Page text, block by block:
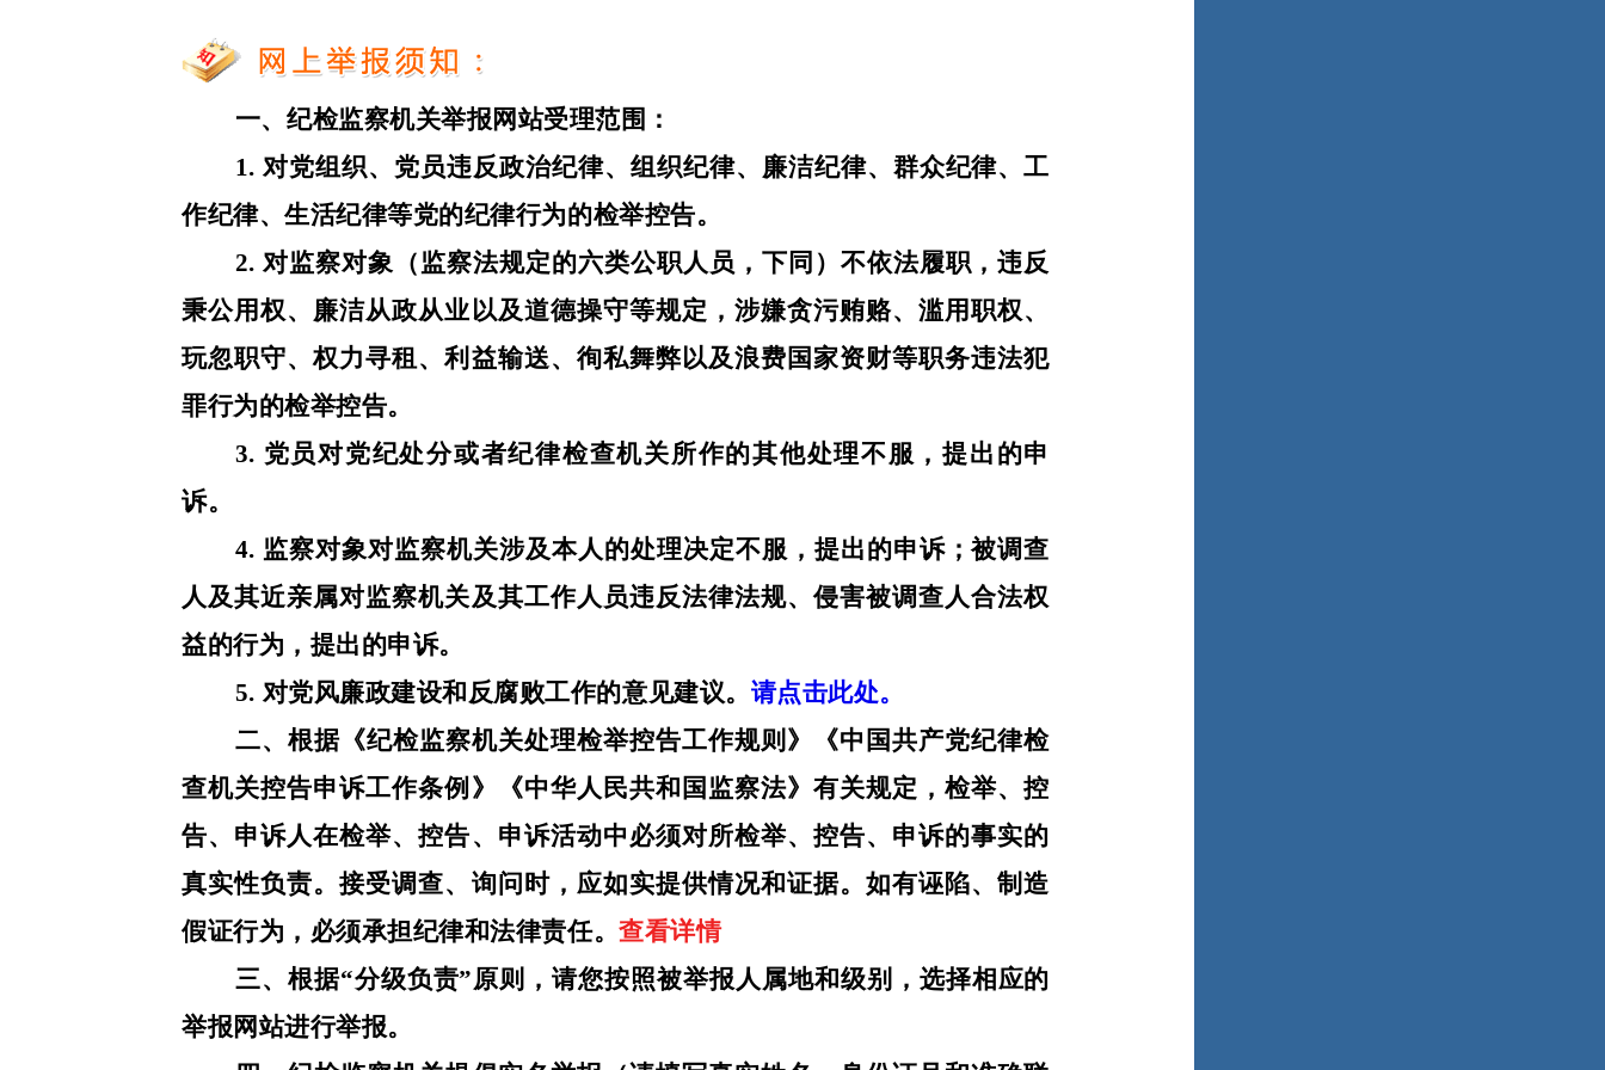
一、纪检监察机关举报网站受理范围：
1. 对党组织、党员违反政治纪律、组织纪律、廉洁纪律、群众纪律、工
作纪律、生活纪律等党的纪律行为的检举控告。
2. 对监察对象（监察法规定的六类公职人员，下同）不依法履职，违反
秉公用权、廉洁从政从业以及道德操守等规定，涉嫌贪污贿赂、滥用职权、
玩忽职守、权力寻租、利益输送、徇私舞弊以及浪费国家资财等职务违法犯
罪行为的检举控告。
3. 党员对党纪处分或者纪律检查机关所作的其他处理不服，提出的申
诉。
4. 监察对象对监察机关涉及本人的处理决定不服，提出的申诉；被调查
人及其近亲属对监察机关及其工作人员违反法律法规、侵害被调查人合法权
益的行为，提出的申诉。
5. 对党风廉政建设和反腐败工作的意见建议。 请点击此处。
二、根据《纪检监察机关处理检举控告工作规则》《中国共产党纪律检
查机关控告申诉工作条例》《中华人民共和国监察法》有关规定，检举、控
告、申诉人在检举、控告、申诉活动中必须对所检举、控告、申诉的事实的
真实性负责。接受调查、询问时，应如实提供情况和证据。如有诬陷、制造
假证行为，必须承担纪律和法律责任。查看详情
三、根据“分级负责”原则，请您按照被举报人属地和级别，选择相应的
举报网站进行举报。